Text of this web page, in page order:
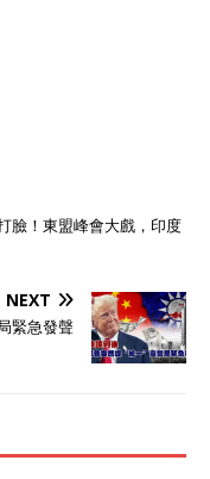
臉！東盟峰會大戲，印度
NEXT
緊急發聲